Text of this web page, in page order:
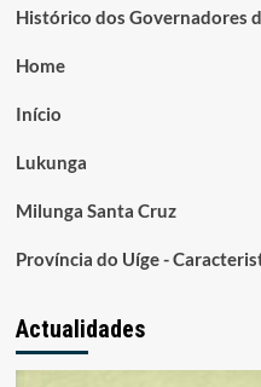
Histórico dos Governadores
Home
Início
Lukunga
Milunga Santa Cruz
Província do Uíge -
Actualidades